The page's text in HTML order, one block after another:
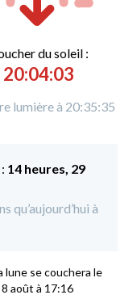
du soleil :
20:04:03
lumière à 20:35:35
14 heures, 29
qu’aujourd’hui à
lune se couchera le
8 août à 17:16